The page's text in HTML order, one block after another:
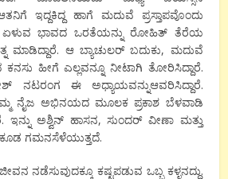
ಇದ್ದಕಿದ್ದ ಹಾಗೆ ಮದುವೆ ಪ್ರಸ್ತಾಪವೊಂದು
ಏಳುವ ಭಾವದ ಒರತೆಯನ್ನು ರೋಹಿತ್ ತೆರೆಯ
ಮಾಡಿದ್ದಾರೆ. ಆ ಬ್ಯಾಚುಲರ್ ಬದುಕು, ಮದುವೆ
ಕನಸು ಹೀಗೆ ಎಲ್ಲವನ್ನೂ ನೀಟಾಗಿ ತೋರಿಸಿದ್ದಾರೆ.
ನಟರಂಗ ಈ ಅಧ್ಯಾಯವನ್ನುಆವರಿಸಿದ್ದಾರೆ.
ನೈಜ ಅಭಿನಯದ ಮೂಲಕ ಪ್ರಕಾಶ ಬೆಳವಾಡಿ
ಇನ್ನು ಅಶ್ವಿನ್ ಹಾಸನ, ಸುಂದರ್ ವೀಣಾ ಮತ್ತು
ಗಮನಸೆಳೆಯುತ್ತದೆ.
ನಡೆಸುವುದಕ್ಕೂ ಕಷ್ಟಪಡುವ ಒಬ್ಬ ಕಳ್ಳನದ್ದು.